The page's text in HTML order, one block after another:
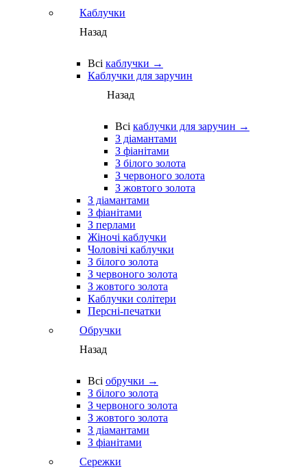
Каблучки
Назад
Всі каблучки →
Каблучки для заручин
Назад
Всі каблучки для заручин →
З діамантами
З фіанітами
З білого золота
З червоного золота
З жовтого золота
З діамантами
З фіанітами
З перлами
Жіночі каблучки
Чоловічі каблучки
З білого золота
З червоного золота
З жовтого золота
Каблучки солітери
Персні-печатки
Обручки
Назад
Всі обручки →
З білого золота
З червоного золота
З жовтого золота
З діамантами
З фіанітами
Сережки